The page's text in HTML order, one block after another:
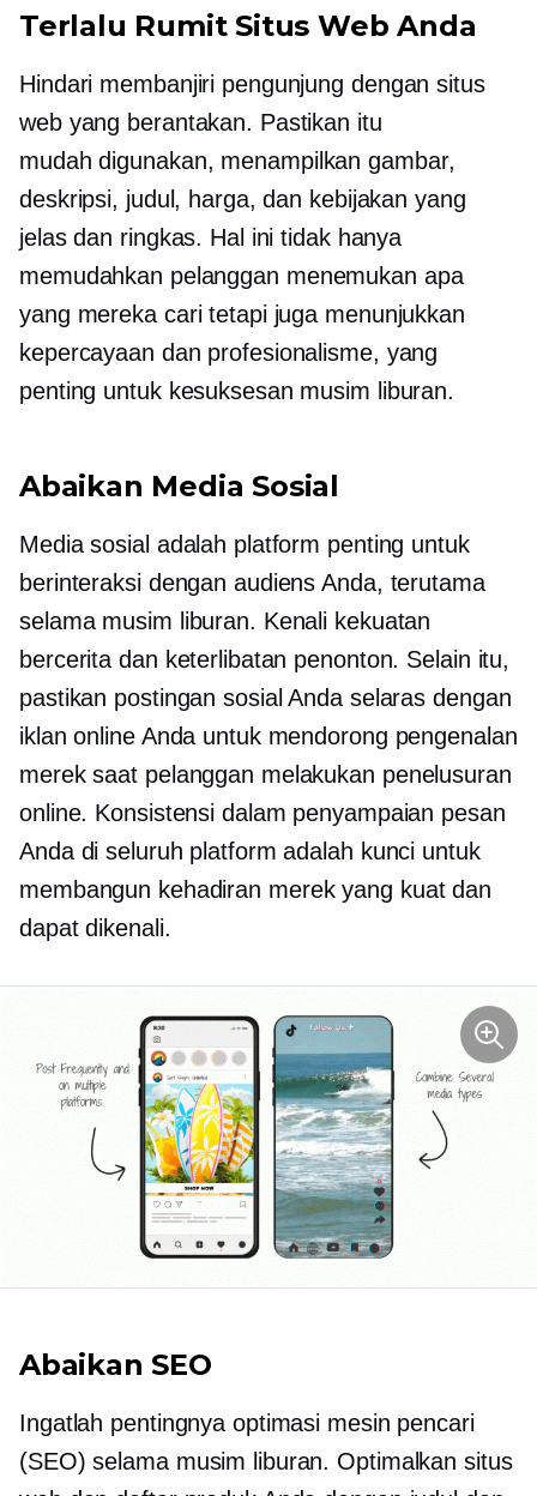
Terlalu Rumit Situs Web Anda
Hindari membanjiri pengunjung dengan situs
web yang berantakan. Pastikan itu
mudah digunakan, menampilkan gambar,
deskripsi, judul, harga, dan kebijakan yang
jelas dan ringkas. Hal ini tidak hanya
memudahkan pelanggan menemukan apa
yang mereka cari tetapi juga menunjukkan
kepercayaan dan profesionalisme, yang
penting untuk kesuksesan musim liburan.
Abaikan Media Sosial
Media sosial adalah platform penting untuk
berinteraksi dengan audiens Anda, terutama
selama musim liburan. Kenali kekuatan
bercerita dan keterlibatan penonton. Selain itu,
pastikan postingan sosial Anda selaras dengan
iklan online Anda untuk mendorong pengenalan
merek saat pelanggan melakukan penelusuran
online. Konsistensi dalam penyampaian pesan
Anda di seluruh platform adalah kunci untuk
membangun kehadiran merek yang kuat dan
dapat dikenali.
Abaikan SEO
Ingatlah pentingnya optimasi mesin pencari
(SEO) selama musim liburan. Optimalkan situs